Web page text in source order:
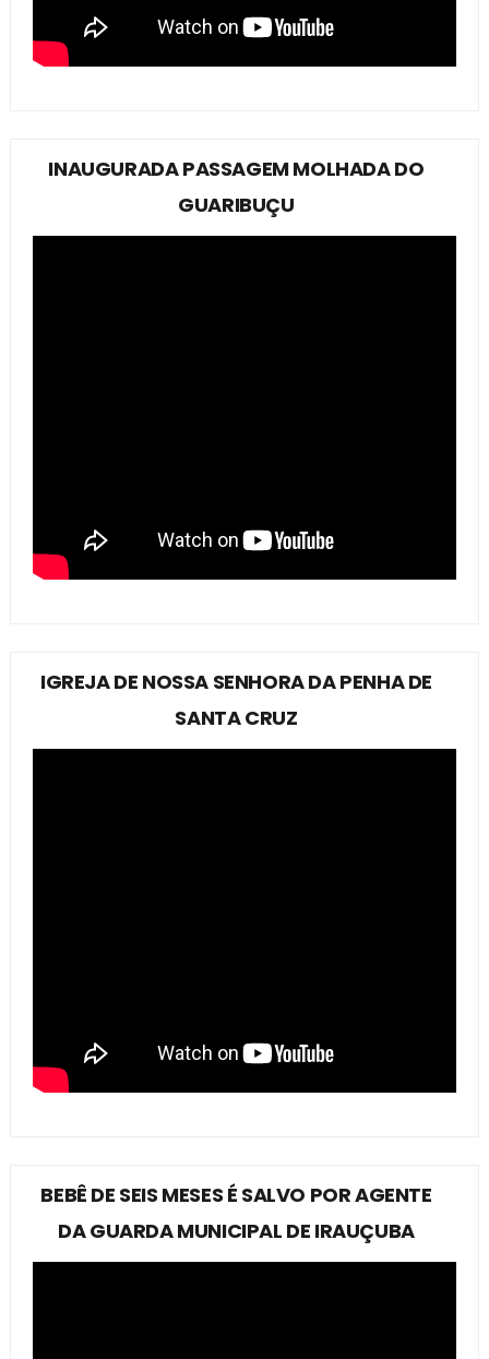
INAUGURADA PASSAGEM MOLHADA DO
GUARIBUÇU
IGREJA DE NOSSA SENHORA DA PENHA DE
SANTA CRUZ
BEBÊ DE SEIS MESES É SALVO POR AGENTE
DA GUARDA MUNICIPAL DE IRAUÇUBA